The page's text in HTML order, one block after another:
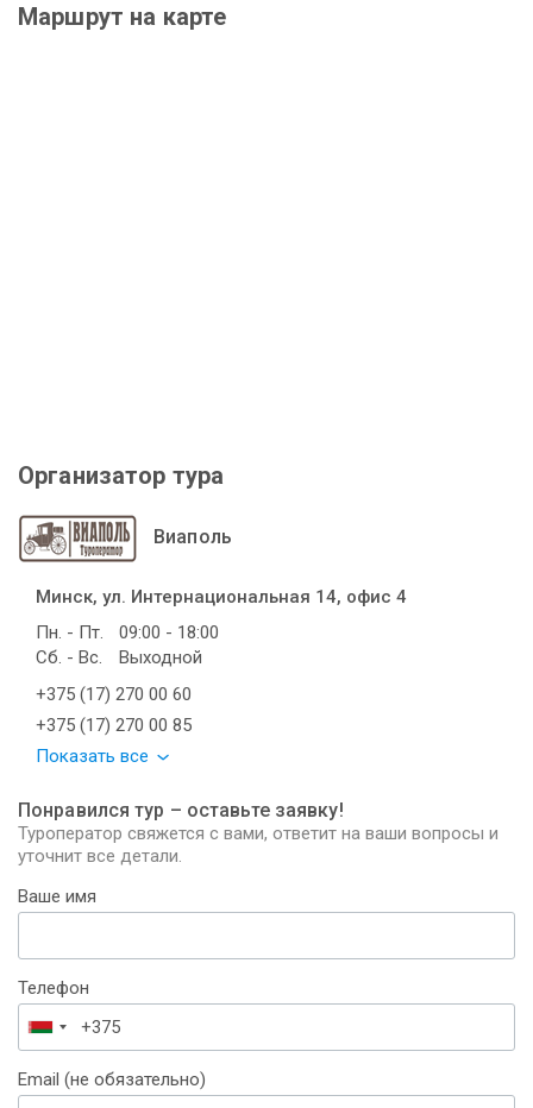
Маршрут на карте
Организатор тура
Виаполь
Минск, ул. Интернациональная 14, офис 4
Пн. - Пт.
09:00 - 18:00
Сб. - Вс.
Выходной
+375 (17) 270 00 60
+375 (17) 270 00 85
Показать все
Понравился тур – оставьте заявку!
Туроператор свяжется с вами, ответит на ваши вопросы и
уточнит все детали.
Ваше имя
Телефон
Беларусь
+375
Email (не обязательно)